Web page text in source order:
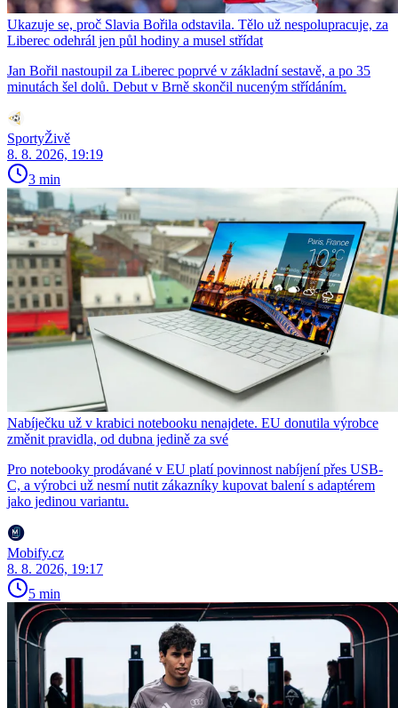
Ukazuje se, proč Slavia Bořila odstavila. Tělo už nespolupracuje, za
Liberec odehrál jen půl hodiny a musel střídat
Jan Bořil nastoupil za Liberec poprvé v základní sestavě, a po 35
minutách šel dolů. Debut v Brně skončil nuceným střídáním.
SportyŽivě
8. 8. 2026, 19:19
3 min
Nabíječku už v krabici notebooku nenajdete. EU donutila výrobce
změnit pravidla, od dubna jedině za své
Pro notebooky prodávané v EU platí povinnost nabíjení přes USB-
C, a výrobci už nesmí nutit zákazníky kupovat balení s adaptérem
jako jedinou variantu.
Mobify.cz
8. 8. 2026, 19:17
5 min